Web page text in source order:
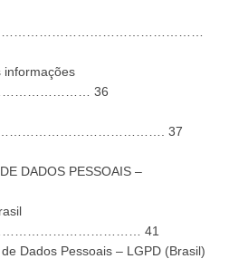
informações
36
37
DADOS PESSOAIS –
41
Dados Pessoais – LGPD (Brasil)